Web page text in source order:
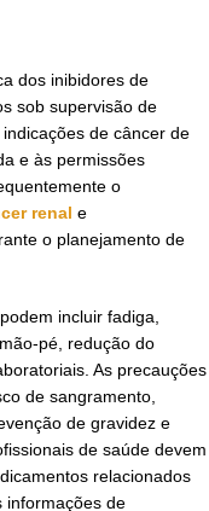
dos inibidores de
sob supervisão de
de câncer de
e às permissões
o
renal e
o planejamento de
incluir fadiga,
pé, redução do
As precauções
de sangramento,
de gravidez e
de saúde devem
relacionados
informações de